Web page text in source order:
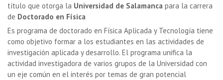
título que otorga la Universidad de Salamanca para la carrera
de Doctorado en Física
Es programa de doctorado en Física Aplicada y Tecnología tiene
como objetivo formar a los estudiantes en las actividades de
investigación aplicada y desarrollo. El programa unifica la
actividad investigadora de varios grupos de la Universidad con
un eje común en el interés por temas de gran potencial